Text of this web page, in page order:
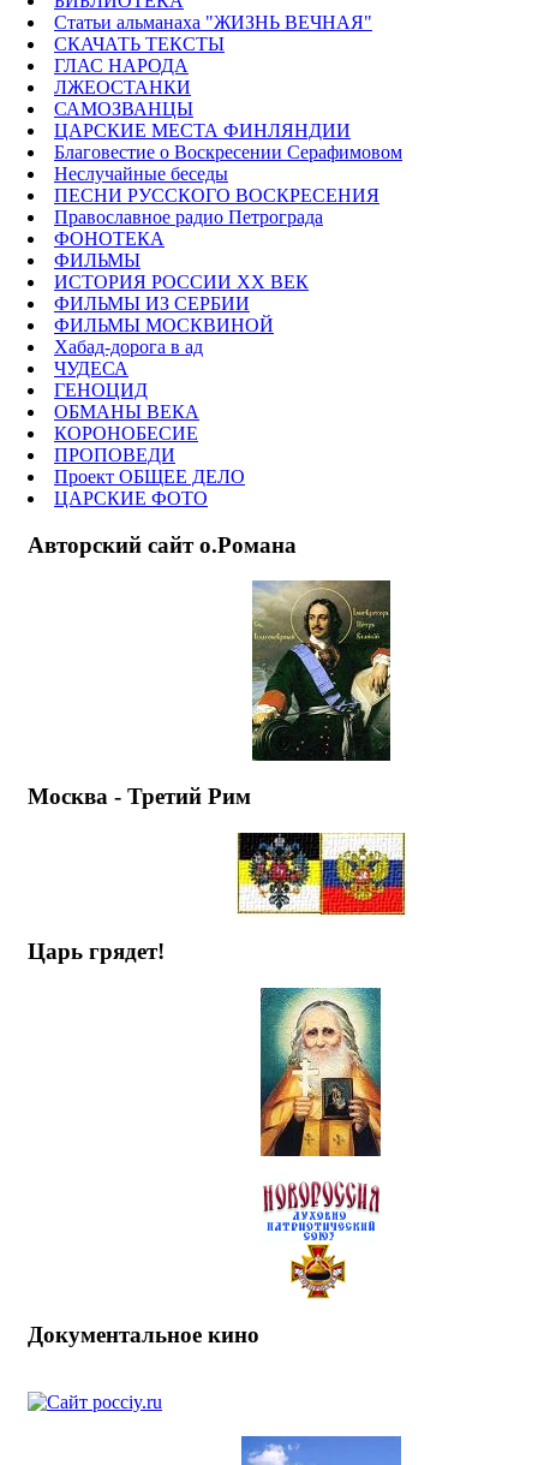
Статьи альманаха "ЖИЗНЬ ВЕЧНАЯ"
СКАЧАТЬ ТЕКСТЫ
ГЛАС НАРОДА
ЛЖЕОСТАНКИ
САМОЗВАНЦЫ
ЦАРСКИЕ МЕСТА ФИНЛЯНДИИ
Благовестие о Воскресении Серафимовом
Неслучайные беседы
ПЕСНИ РУССКОГО ВОСКРЕСЕНИЯ
Православное радио Петрограда
ФОНОТЕКА
ФИЛЬМЫ
ИСТОРИЯ РОССИИ ХХ ВЕК
ФИЛЬМЫ ИЗ СЕРБИИ
ФИЛЬМЫ МОСКВИНОЙ
Хабад-дорога в ад
ЧУДЕСА
ГЕНОЦИД
ОБМАНЫ ВЕКА
КОРОНОБЕСИЕ
ПРОПОВЕДИ
Проект ОБЩЕЕ ДЕЛО
ЦАРСКИЕ ФОТО
Авторский сайт о.Романа
Москва - Третий Рим
Царь грядет!
Документальное кино